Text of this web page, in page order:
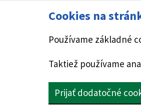
Cookies na
Používame základné
Taktiež používame
Prijať dodatočné
PRESKOČIŤ NA HLAVNÝ OBSAH